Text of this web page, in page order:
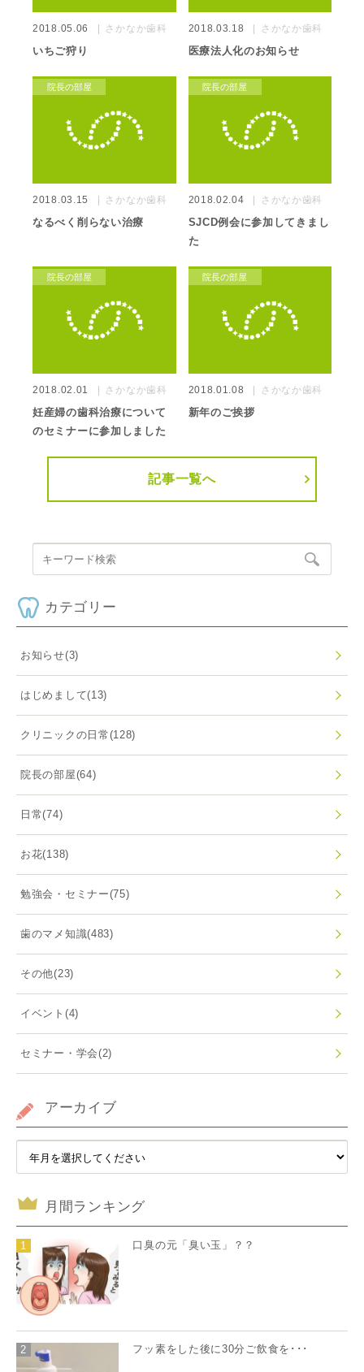
2018.05.06 さかなか歯科
いちご狩り
2018.03.18 さかなか歯科
医療法人化のお知らせ
院長の部屋
2018.03.15 さかなか歯科
なるべく削らない治療
院長の部屋
2018.02.04 さかなか歯科
SJCD例会に参加してきまし
た
院長の部屋
2018.02.01 さかなか歯科
妊産婦の歯科治療について
のセミナーに参加しました
院長の部屋
2018.01.08 さかなか歯科
新年のご挨拶
記事一覧へ
カテゴリー
お知らせ(3)
はじめまして(13)
クリニックの日常(128)
院長の部屋(64)
日常(74)
お花(138)
勉強会・セミナー(75)
歯のマメ知識(483)
その他(23)
イベント (4)
セミナー・学会(2)
アーカイブ
月間ランキング
1 口臭の元「臭い玉」？？
2 フッ素をした後に30分ご飲食を･･･